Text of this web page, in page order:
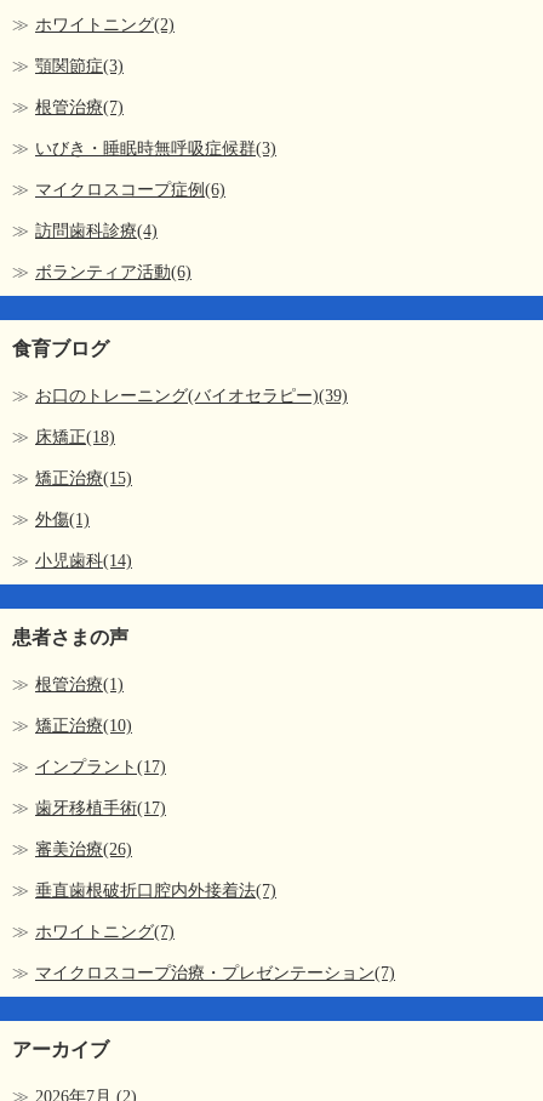
ホワイトニング(2)
顎関節症(3)
根管治療(7)
いびき・睡眠時無呼吸症候群(3)
マイクロスコープ症例(6)
訪問歯科診療(4)
ボランティア活動(6)
食育ブログ
お口のトレーニング(バイオセラピー)(39)
床矯正(18)
矯正治療(15)
外傷(1)
小児歯科(14)
患者さまの声
根管治療(1)
矯正治療(10)
インプラント(17)
歯牙移植手術(17)
審美治療(26)
垂直歯根破折口腔内外接着法(7)
ホワイトニング(7)
マイクロスコープ治療・プレゼンテーション(7)
アーカイブ
2026年7月 (2)